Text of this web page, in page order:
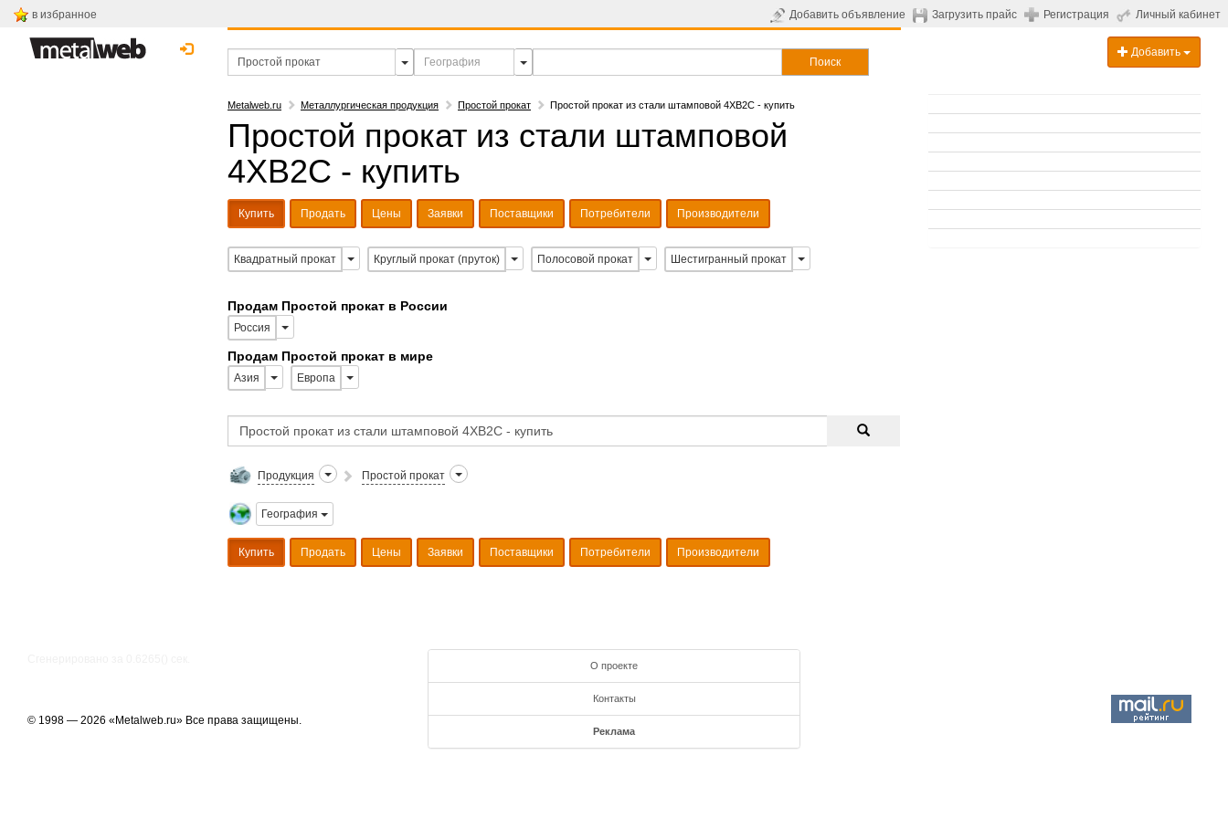
в избранное Добавить объявление Загрузить прайс Регистрация Личный кабинет
Поиск
Добавить
Metalweb.ru Металлургическая продукция Простой прокат Простой прокат из стали штамповой 4ХВ2С - купить
Простой прокат из стали штамповой
4ХВ2С - купить
Купить Продать Цены Заявки Поставщики Потребители Производители
Квадратный прокат Круглый прокат (пруток) Полосовой прокат Шестигранный прокат
Продам Простой прокат в России
Россия
Продам Простой прокат в мире
Азия Европа
Продукция Простой прокат
География
Купить Продать Цены Заявки Поставщики Потребители Производители
© 1998 — 2026 «Metalweb.ru» Все права защищены.
О проекте
Контакты
Реклама